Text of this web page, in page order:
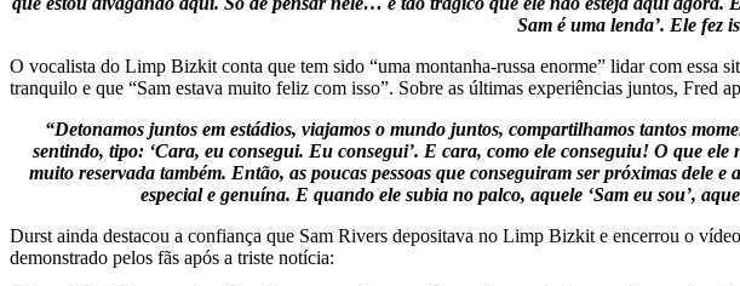
Sam é uma lenda’. Ele fez
O vocalista do Limp Bizkit conta que tem sido “uma montanha-russa enorme” lidar com essa
tranquilo e que “Sam estava muito feliz com isso”. Sobre as últimas experiências juntos, Fred
“Detonamos juntos em estádios, viajamos o mundo juntos, compartilhamos tantos
sentindo, tipo: ‘Cara, eu consegui. Eu consegui’. E cara, como ele conseguiu! O que
muito reservada também. Então, as poucas pessoas que conseguiram ser próximas dele
especial e genuína. E quando ele subia no palco, aquele ‘Sam eu sou’,
Durst ainda destacou a confiança que Sam Rivers depositava no Limp Bizkit e encerrou o
demonstrado pelos fãs após a triste notícia: